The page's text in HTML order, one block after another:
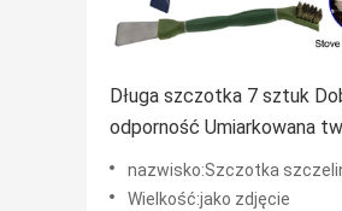
Długa szczotka 7 sztuk
odporność Umiarkowana
Dla płytek kuchennych
podłogowy łazienki
nazwisko:Szczotka
Wielkość:jako zdjęcie